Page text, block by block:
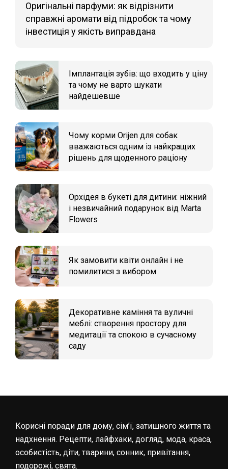
Оригінальні парфуми: як відрізнити
справжні аромати від підробок та чому
інвестиція у якість виправдана
Імплантація зубів: що входить у ціну
та чому не варто шукати
найдешевше
Чому корми Orijen для собак
вважаються одним із найкращих
рішень для щоденного раціону
Орхідея в букеті для дитини: ніжний
і незвичайний подарунок від Marta
Flowers
Як замовити квіти онлайн і не
помилитися з вибором
Декоративне каміння та вуличні
меблі: створення простору для
медитації та спокою в сучасному
саду
Корисні поради для дому, сім’ї, затишного життя та
надхнення. Рецепти, лайфхаки, догляд, мода, краса,
особистість, діти, тварини, сонник, привітання,
подорожі, свята.